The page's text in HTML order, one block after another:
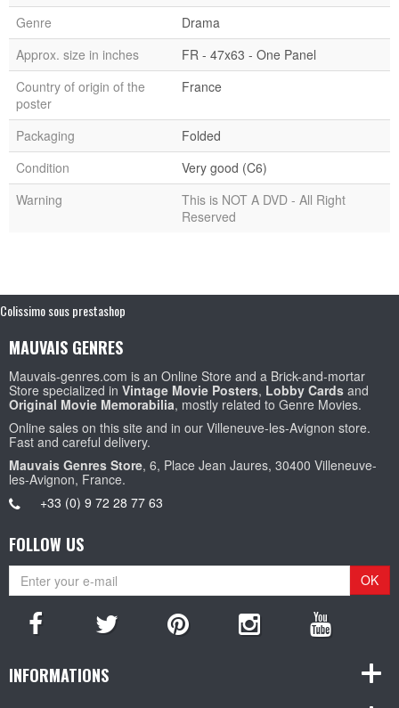
Genre
Drama
Approx. size in inches
FR - 47x63 - One Panel
Country of origin of the
poster
France
Packaging
Folded
Condition
Very good (C6)
Warning
This is NOT A DVD - All Right
Reserved
Colissimo sous prestashop
MAUVAIS GENRES
Mauvais-genres.com is an Online Store and a Brick-and-mortar
Store specialized in Vintage Movie Posters, Lobby Cards and
Original Movie Memorabilia, mostly related to Genre Movies.
Online sales on this site and in our Villeneuve-les-Avignon store.
Fast and careful delivery.
Mauvais Genres Store, 6, Place Jean Jaures, 30400 Villeneuve-
les-Avignon, France.
+33 (0) 9 72 28 77 63
FOLLOW US
OK
INFORMATIONS